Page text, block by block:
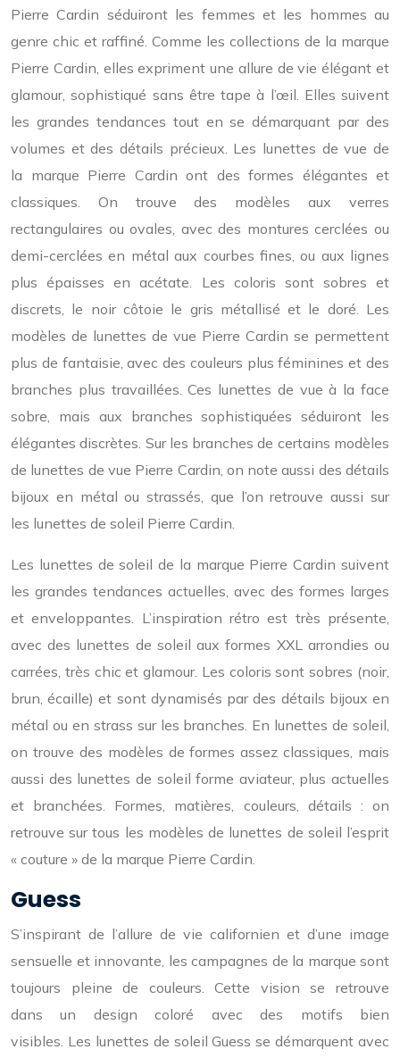
Pierre Cardin séduiront les femmes et les hommes au
genre chic et raffiné. Comme les collections de la marque
Pierre Cardin, elles expriment une allure de vie élégant et
glamour, sophistiqué sans être tape à l’œil. Elles suivent
les grandes tendances tout en se démarquant par des
volumes et des détails précieux. Les lunettes de vue de
la marque Pierre Cardin ont des formes élégantes et
classiques. On trouve des modèles aux verres
rectangulaires ou ovales, avec des montures cerclées ou
demi-cerclées en métal aux courbes fines, ou aux lignes
plus épaisses en acétate. Les coloris sont sobres et
discrets, le noir côtoie le gris métallisé et le doré. Les
modèles de lunettes de vue Pierre Cardin se permettent
plus de fantaisie, avec des couleurs plus féminines et des
branches plus travaillées. Ces lunettes de vue à la face
sobre, mais aux branches sophistiquées séduiront les
élégantes discrètes. Sur les branches de certains modèles
de lunettes de vue Pierre Cardin, on note aussi des détails
bijoux en métal ou strassés, que l’on retrouve aussi sur
les lunettes de soleil Pierre Cardin.
Les lunettes de soleil de la marque Pierre Cardin suivent
les grandes tendances actuelles, avec des formes larges
et enveloppantes. L’inspiration rétro est très présente,
avec des lunettes de soleil aux formes XXL arrondies ou
carrées, très chic et glamour. Les coloris sont sobres (noir,
brun, écaille) et sont dynamisés par des détails bijoux en
métal ou en strass sur les branches. En lunettes de soleil,
on trouve des modèles de formes assez classiques, mais
aussi des lunettes de soleil forme aviateur, plus actuelles
et branchées. Formes, matières, couleurs, détails : on
retrouve sur tous les modèles de lunettes de soleil l’esprit
« couture » de la marque Pierre Cardin.
Guess
S’inspirant de l’allure de vie californien et d’une image
sensuelle et innovante, les campagnes de la marque sont
toujours pleine de couleurs. Cette vision se retrouve
dans un design coloré avec des motifs bien
visibles. Les lunettes de soleil Guess se démarquent avec